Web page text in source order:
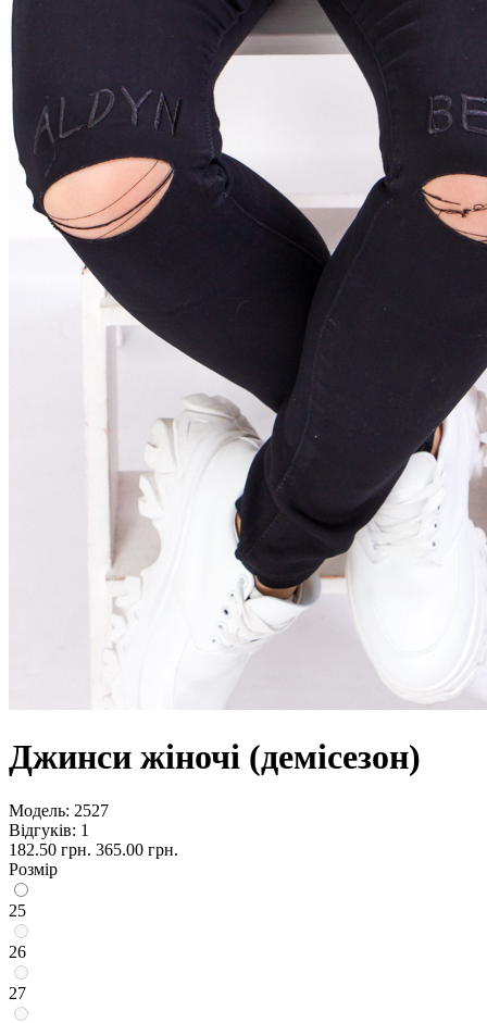
Джинси жіночі (демісезон)
Модель: 2527
Відгуків: 1
182.50 грн. 365.00 грн.
Розмір
25
26
27